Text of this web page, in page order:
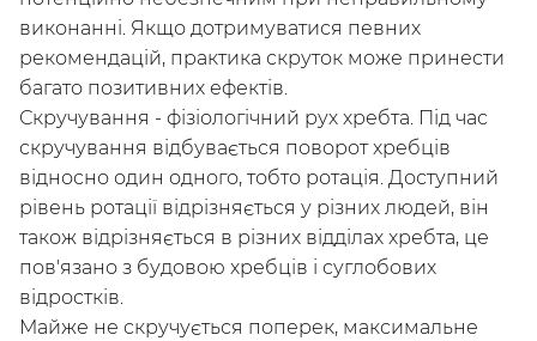
Мій кабінет / Зареєструйся
виконанні. Якщо дотримуватися певних
рекомендацій, практика скруток може принести
багато позитивних ефектів.
Скручування - фізіологічний рух хребта. Під час
скручування відбувається поворот хребців
відносно один одного, тобто ротація. Доступний
рівень ротації відрізняється у різних людей, він
також відрізняється в різних відділах хребта, це
пов'язано з будовою хребців і суглобових
відростків.
Майже не скручується поперек, максимальне